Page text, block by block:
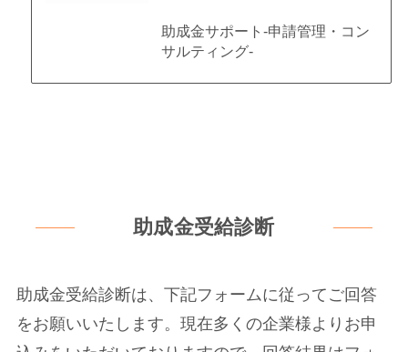
助成金サポート-申請管理・コン
サルティング-
助成金受給診断
助成金受給診断は、下記フォームに従ってご回答
をお願いいたします。現在多くの企業様よりお申